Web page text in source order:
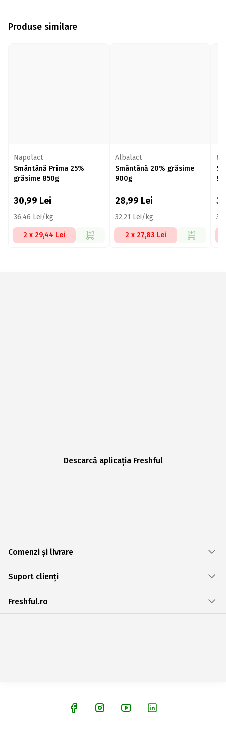
Produse similare
Napolact
Smântână Prima 25%
grăsime 850g
30,99 Lei
36,46 Lei/kg
2 x 29,44 Lei
Albalact
Smântână 20% grăsime
900g
28,99 Lei
32,21 Lei/kg
2 x 27,83 Lei
Descarcă aplicația Freshful
Comenzi și livrare
Suport clienți
Freshful.ro